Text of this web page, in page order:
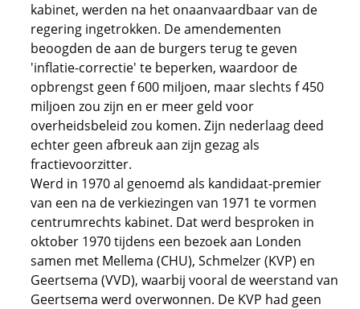
kabinet, werden na het onaanvaardbaar van de
regering ingetrokken. De amendementen
beoogden de aan de burgers terug te geven
'inflatie-correctie' te beperken, waardoor de
opbrengst geen f 600 miljoen, maar slechts f 450
miljoen zou zijn en er meer geld voor
overheidsbeleid zou komen. Zijn nederlaag deed
echter geen afbreuk aan zijn gezag als
fractievoorzitter.
Werd in 1970 al genoemd als kandidaat-premier
van een na de verkiezingen van 1971 te vormen
centrumrechts kabinet. Dat werd besproken in
oktober 1970 tijdens een bezoek aan Londen
samen met Mellema (CHU), Schmelzer (KVP) en
Geertsema (VVD), waarbij vooral de weerstand van
Geertsema werd overwonnen. De KVP had geen